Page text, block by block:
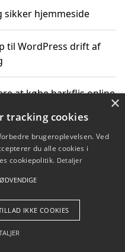
sikker hjemmeside
til WordPress drift af
at købe barkflis online
webbureau i Aarhus
Pilanto Aps
Betingelser
×
tracking cookies
brugeroplevelsen. Ved
du alle cookies i
cookiepolitik. Detaljer
IKKE COOKIES